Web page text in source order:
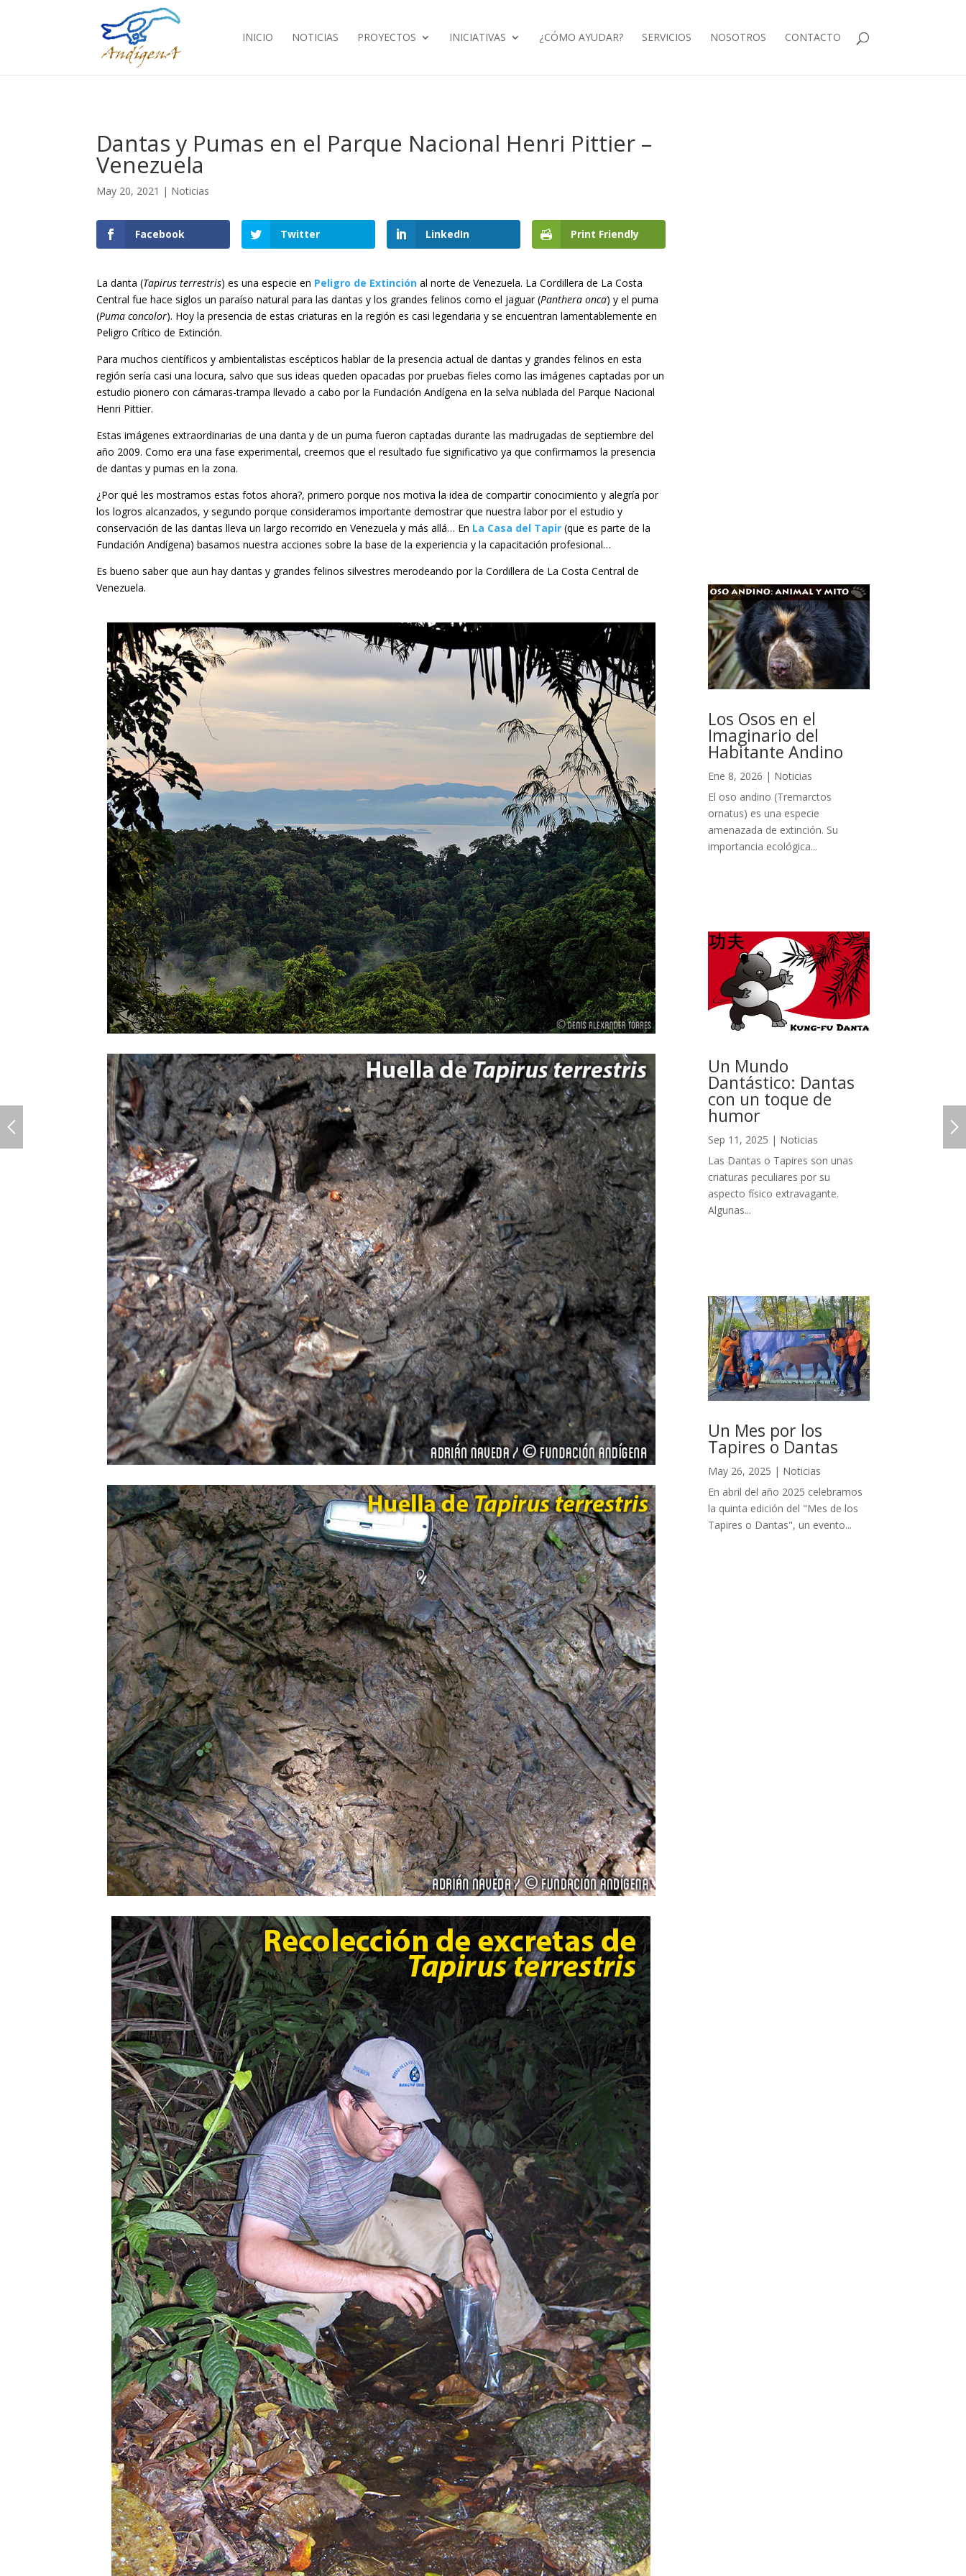
INICIO NOTICIAS PROYECTOS INICIATIVAS ¿CÓMO AYUDAR? SERVICIOS NOSOTROS CONTACTO
Dantas y Pumas en el Parque Nacional Henri Pittier –
Venezuela
May 20, 2021 | Noticias
Facebook Twitter LinkedIn Print Friendly
La danta (Tapirus terrestris) es una especie en Peligro de Extinción al norte de Venezuela. La Cordillera de La Costa
Central fue hace siglos un paraíso natural para las dantas y los grandes felinos como el jaguar (Panthera onca) y el puma
(Puma concolor). Hoy la presencia de estas criaturas en la región es casi legendaria y se encuentran lamentablemente en
Peligro Crítico de Extinción.
Para muchos científicos y ambientalistas escépticos hablar de la presencia actual de dantas y grandes felinos en esta
región sería casi una locura, salvo que sus ideas queden opacadas por pruebas fieles como las imágenes captadas por un
estudio pionero con cámaras-trampa llevado a cabo por la Fundación Andígena en la selva nublada del Parque Nacional
Henri Pittier.
Estas imágenes extraordinarias de una danta y de un puma fueron captadas durante las madrugadas de septiembre del
año 2009. Como era una fase experimental, creemos que el resultado fue significativo ya que confirmamos la presencia
de dantas y pumas en la zona.
¿Por qué les mostramos estas fotos ahora?, primero porque nos motiva la idea de compartir conocimiento y alegría por
los logros alcanzados, y segundo porque consideramos importante demostrar que nuestra labor por el estudio y
conservación de las dantas lleva un largo recorrido en Venezuela y más allá… En La Casa del Tapir (que es parte de la
Fundación Andígena) basamos nuestra acciones sobre la base de la experiencia y la capacitación profesional…
Es bueno saber que aun hay dantas y grandes felinos silvestres merodeando por la Cordillera de La Costa Central de
Venezuela.
Los Osos en el
Imaginario del
Habitante Andino
Ene 8, 2026 | Noticias
El oso andino (Tremarctos
ornatus) es una especie
amenazada de extinción. Su
importancia ecológica...
Un Mundo
Dantástico: Dantas
con un toque de
humor
Sep 11, 2025 | Noticias
Las Dantas o Tapires son unas
criaturas peculiares por su
aspecto físico extravagante.
Algunas...
Un Mes por los
Tapires o Dantas
May 26, 2025 | Noticias
En abril del año 2025 celebramos
la quinta edición del "Mes de los
Tapires o Dantas", un evento...